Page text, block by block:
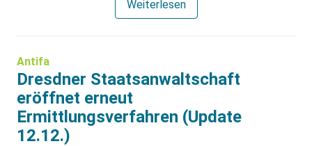
Weiterlesen
Antifa
Dresdner Staatsanwaltschaft
eröffnet erneut
Ermittlungsverfahren (Update
12.12.)